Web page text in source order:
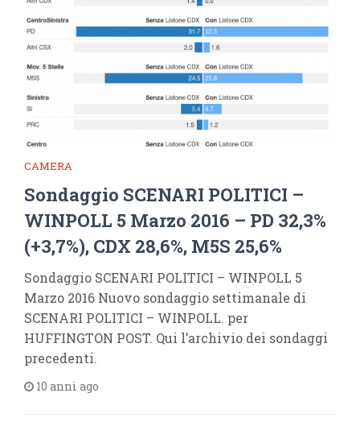
CAMERA
Sondaggio SCENARI POLITICI –
WINPOLL 5 Marzo 2016 – PD 32,3%
(+3,7%), CDX 28,6%, M5S 25,6%
Sondaggio SCENARI POLITICI – WINPOLL 5
Marzo 2016 Nuovo sondaggio settimanale di
SCENARI POLITICI – WINPOLL. per
HUFFINGTON POST. Qui l’archivio dei sondaggi
precedenti.
10 anni ago